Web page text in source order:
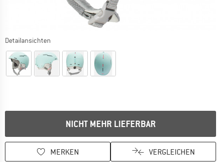
Detailansichten
NICHT MEHR LIEFERBAR
MERKEN VERGLEICHEN